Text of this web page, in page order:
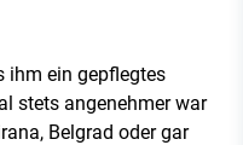
ihm ein gepflegtes
stets angenehmer war
Belgrad oder gar